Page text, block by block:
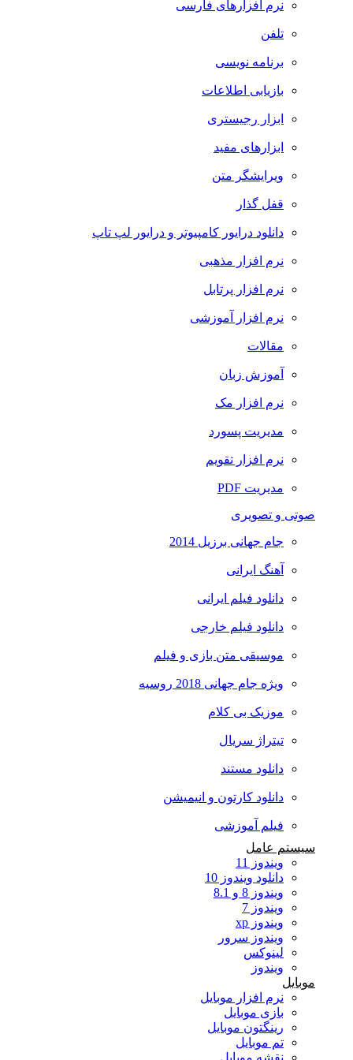
نرم افزارهای فارسی
تلفن
برنامه نویسی
بازیابی اطلاعات
ابزار رجیستری
ابزارهای مفید
ویرایشگر متن
قفل گذار
دانلود درایور کامپیوتر و درایور لپ تاپ
نرم افزار مذهبی
نرم افزار پرتابل
نرم افزار آموزشی
مقالات
آموزش زبان
نرم افزار مک
مدیریت پسورد
نرم افزار تقویم
مدیریت PDF
صوتی و تصویری
جام جهانی برزیل 2014
آهنگ ایرانی
دانلود فیلم ایرانی
دانلود فیلم خارجی
موسیقی متن بازی و فیلم
ویژه جام جهانی 2018 روسیه
موزیک بی کلام
تیتراژ سریال
دانلود مستند
دانلود کارتون و انیمیشن
فیلم آموزشی
سیستم عامل
ویندوز 11
دانلود ویندوز 10
ویندوز 8 و 8.1
ویندوز 7
ویندوز xp
ویندوز سرور
لینوکس
ویندوز
نرم افزار موبایل
بازی موبایل
رینگتون موبایل
تم موبایل
نقشه موبایل